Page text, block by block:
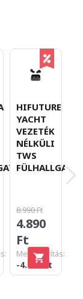
HIFUTURE
YACHT
VEZETÉK
NÉLKÜLI
TWS
FÜLHALLGATÓ
8.990 Ft
4.890
Ft
Megtakarítás:
-4.100 Ft